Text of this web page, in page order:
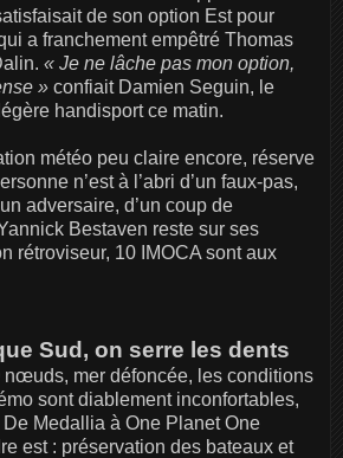
de son option Est pour
a franchement empêtré Thomas
« Je ne lâche pas mon option,
» confiait Damien Seguin, le
handisport ce matin.
météo peu claire encore, réserve
n’est à l’abri d’un faux-pas,
adversaire, d’un coup de
Bestaven reste sur ses
rétroviseur, 10 IMOCA sont aux
Sud, on serre les dents
nœuds, mer défoncée, les conditions
sont diablement inconfortables,
Medallia à One Planet One
est : préservation des bateaux et